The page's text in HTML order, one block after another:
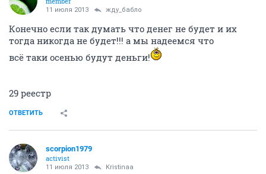
11 июля 2013 жду_бабло
Конечно если так думать что денег не будет и их
тогда никогда не будет!!! а мы надеемся что
всё таки осенью будут деньги!
29 реестр
ОТВЕТИТЬ
scorpion1979
activist
11 июля 2013 Kristinaa